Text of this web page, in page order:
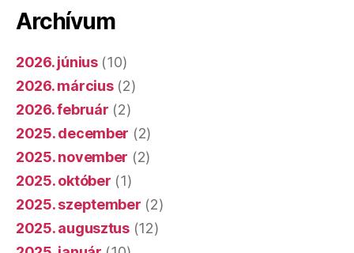
Archívum
2026. június(10)
2026. március(2)
2026. február (2)
2025. december (2)
2025. november (2)
2025. október (1)
2025. szeptember (2)
2025. augusztus(12)